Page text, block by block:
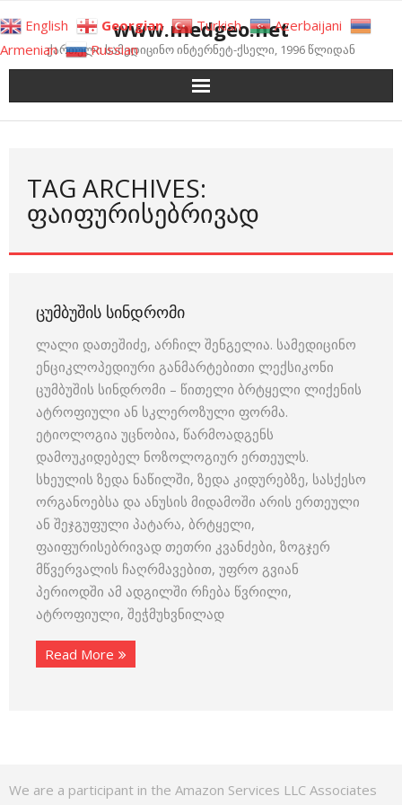
to
content
www.medgeo.net
ქართული სამედიცინო ინტერნეტ-ქსელი, 1996 წლიდან
TAG ARCHIVES:
ᲤᲐᲘᲤᲣᲠᲘᲡᲔᲑᲠᲘᲕᲐᲓ
ᲪᲣᲛᲑᲣᲨᲘᲡ ᲡᲘᲜᲓᲠᲝᲛᲘ
ლალი დათეშიძე, არჩილ შენგელია. სამედიცინო
ენციკლოპედიური განმარტებითი ლექსიკონი
ცუმბუშის სინდრომი – წითელი ბრტყელი ლიქენის
ატროფიული ან სკლეროზული ფორმა.
ეტიოლოგია უცნობია, წარმოადგენს
დამოუკიდებელ ნოზოლოგიურ ერთეულს.
სხეულის ზედა ნაწილში, ზედა კიდურებზე, სასქესო
ორგანოებსა და ანუსის მიდამოში არის ერთეული
ან შეჯგუფული პატარა, ბრტყელი,
ფაიფურისებრივად თეთრი კვანძები, ზოგჯერ
მწვერვალის ჩაღრმავებით, უფრო გვიან
პერიოდში ამ ადგილში რჩება წვრილი,
ატროფიული, შეჭმუხვნილად
Read More
We are a participant in the Amazon Services LLC Associates
English Georgian Turkish
Azerbaijani
Armenian
Russian